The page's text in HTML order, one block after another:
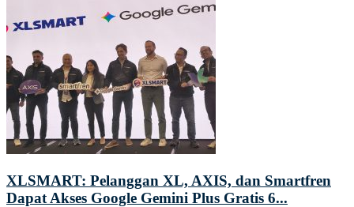
XLSMART: Pelanggan XL, AXIS, dan Smartfren
Dapat Akses Google Gemini Plus Gratis 6...